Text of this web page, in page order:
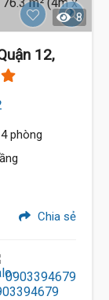
8
12,
4 phòng
Chia sẻ
0903394679